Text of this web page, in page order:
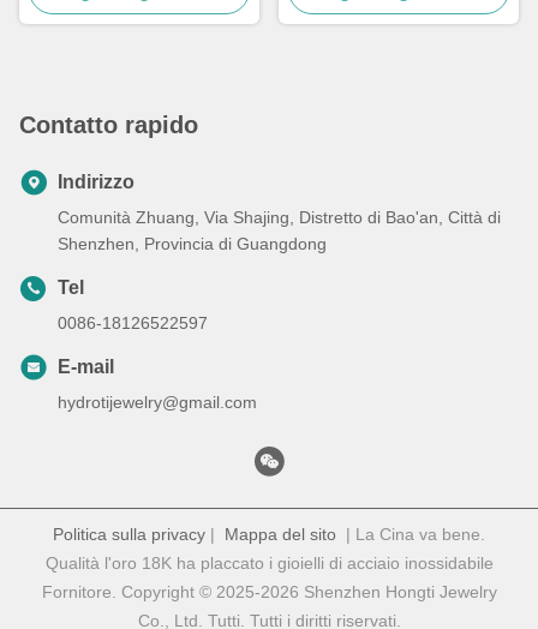
Catena di legame cubana
Contatto rapido
Indirizzo
Comunità Zhuang, Via Shajing, Distretto di Bao'an, Città di
Shenzhen, Provincia di Guangdong
Tel
0086-18126522597
E-mail
hydrotijewelry@gmail.com
Politica sulla privacy | Mappa del sito | La Cina va bene.
Qualità l'oro 18K ha placcato i gioielli di acciaio inossidabile
Fornitore. Copyright © 2025-2026 Shenzhen Hongti Jewelry
Co., Ltd. Tutti. Tutti i diritti riservati.